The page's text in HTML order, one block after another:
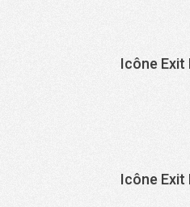
Icône Exit
Icône Exit